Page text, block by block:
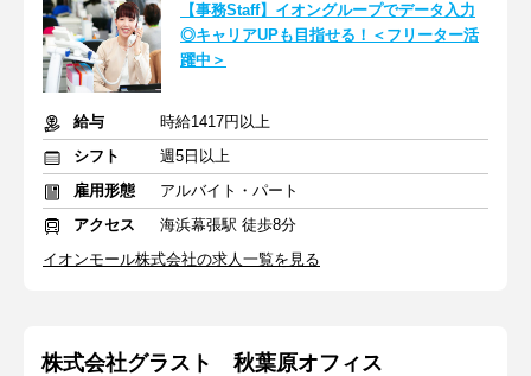
【事務Staff】イオングループでデータ入力
◎キャリアUPも目指せる！＜フリーター活
躍中＞
給与
時給1417円以上
シフト
週5日以上
雇用形態
アルバイト・パート
アクセス
海浜幕張駅 徒歩8分
イオンモール株式会社の求人一覧を見る
株式会社グラスト 秋葉原オフィス